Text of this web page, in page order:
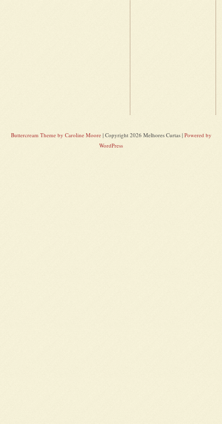
Buttercream Theme by Caroline Moore| Copyright 2026 Melhores Curtas | Powered by
WordPress